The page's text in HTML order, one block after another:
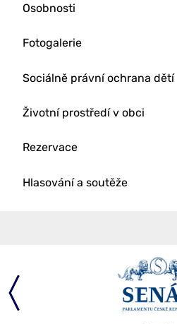
Osobnosti
Fotogalerie
Sociálně právní ochrana dětí
Životní prostředí v obci
Rezervace
Hlasování a soutěže